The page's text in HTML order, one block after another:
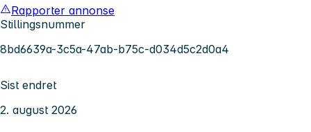
Rapporter annonse
Stillingsnummer
8bd6639a-3c5a-47ab-b75c-d034d5c2d0a4
Sist endret
2. august 2026